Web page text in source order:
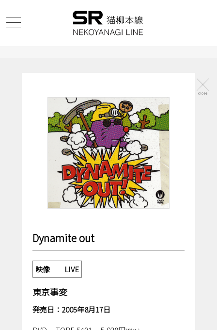
Dynamite out
映像 LIVE
東京事変
発売日：2005年8月17日